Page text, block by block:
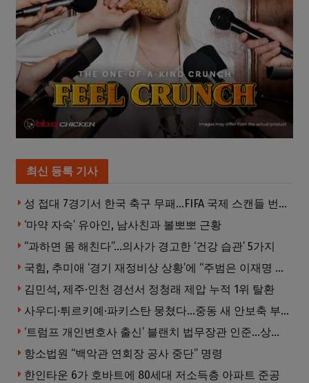
최신 등록 기사
성 접대 7경기서 한국 축구 무패…FIFA 국제 스캔들 번지나
‘마약 자숙’ 유아인, 남사친과 볼뽀뽀 근황
“과하면 몸 해친다”…의사가 경고한 ‘건강 습관’ 5가지
국힘, 추미애 ‘경기 재정비상 상황’에 “주범은 이재명 전 지사”
김민석, 제주·인천 경선서 정청래 제압 누적 1위 탈환
사우디·튀르키예·파키스탄 뭉쳤다…중동 새 안보축 부상하나
‘트럼프 개인변호사 출신’ 블랜치 법무장관 인준…상원 50대49 가결
항소법원 “백악관 연회장 공사 중단” 명령
한인타운 6가 호바트에 80세대 저소득층 아파트 준공